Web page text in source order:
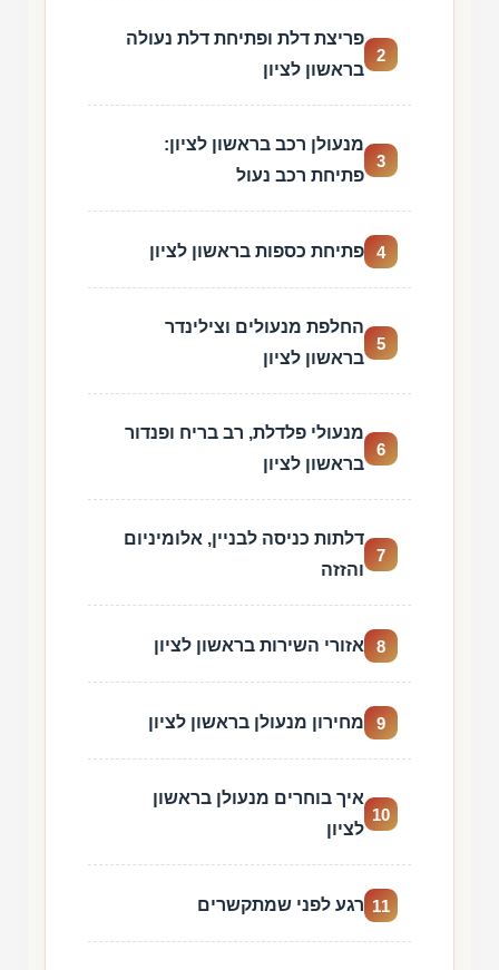
2
פריצת דלת ופתיחת דלת נעולה
בראשון לציון
3
מנעולן רכב בראשון לציון:
פתיחת רכב נעול
4 פתיחת כספות בראשון לציון
5
החלפת מנעולים וצילינדר
בראשון לציון
6
מנעולי פלדלת, רב בריח ופנדור
בראשון לציון
7
דלתות כניסה לבניין, אלומיניום
והזזה
8 אזורי השירות בראשון לציון
9 מחירון מנעולן בראשון לציון
10
איך בוחרים מנעולן בראשון
לציון
11 רגע לפני שמתקשרים